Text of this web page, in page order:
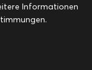
Resteküche
Informationen